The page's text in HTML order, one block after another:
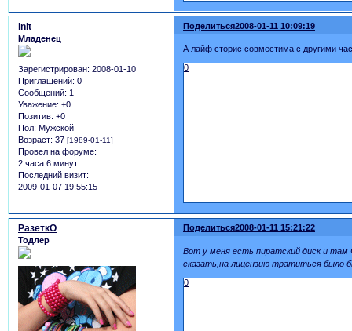
Поделиться2008-01-11 10:09:19
init
Младенец
Зарегистрирован: 2008-01-10
Приглашений: 0
Сообщений: 1
Уважение: +0
Позитив: +0
Пол: Мужской
Возраст: 37 [1989-01-11]
Провел на форуме:
2 часа 6 минут
Последний визит:
2009-01-07 19:55:15
А лайф сторис совместима с другими
0
Поделиться2008-01-11 15:21:22
РазеткО
Тодлер
Вот у меня есть пиратский диск и там
сказать,на лицензию тратиться было
0